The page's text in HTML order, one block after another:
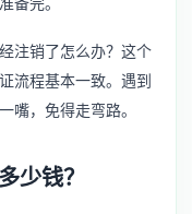
注销了怎么办？这个
流程基本一致。遇到
嘴，免得走弯路。
少钱？